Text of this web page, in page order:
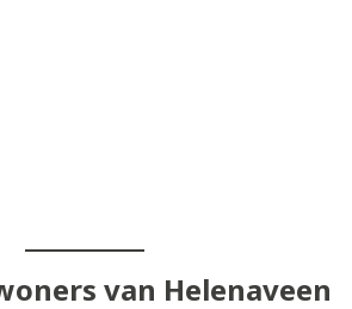
van Helenaveen